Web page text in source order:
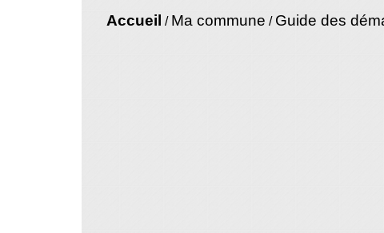
Accueil / Ma commune / Guide des